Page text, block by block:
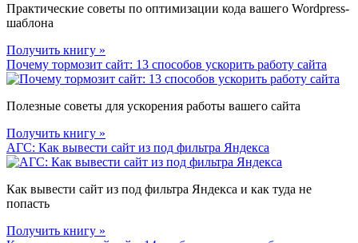
Практические советы по оптимизации кода вашего Wordpress-
шаблона
Получить книгу »
Почему тормозит сайт: 13 способов ускорить работу сайта
Полезные советы для ускорения работы вашего сайта
Получить книгу »
АГС: Как вывести сайт из под фильтра Яндекса
Как вывести сайт из под фильтра Яндекса и как туда не
попасть
Получить книгу »